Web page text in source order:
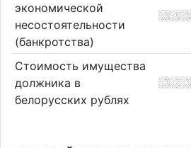
экономической
несостоятельности
(банкротства)
Стоимость имущества
должника в
белорусских рублях